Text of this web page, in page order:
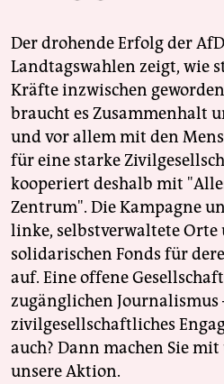
Der drohende Erfolg der
Landtagswahlen zeigt, wie
Kräfte inzwischen
braucht es Zusammenhalt
und vor allem mit den
für eine starke
kooperiert deshalb mit
Zentrum". Die Kampagne
linke, selbstverwaltete Orte
solidarischen Fonds für
auf. Eine offene
zugänglichen Journalismus
zivilgesellschaftliches
auch? Dann machen Sie
unsere Aktion.